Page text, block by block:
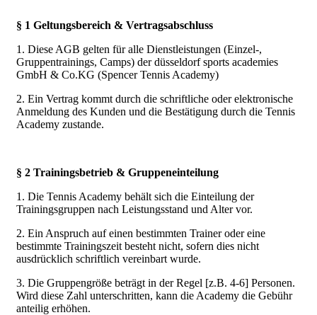
§ 1 Geltungsbereich & Vertragsabschluss
1. Diese AGB gelten für alle Dienstleistungen (Einzel-,
Gruppentrainings, Camps) der düsseldorf sports academies
GmbH & Co.KG (Spencer Tennis Academy)
2. Ein Vertrag kommt durch die schriftliche oder elektronische
Anmeldung des Kunden und die Bestätigung durch die Tennis
Academy zustande.
§ 2 Trainingsbetrieb & Gruppeneinteilung
1. Die Tennis Academy behält sich die Einteilung der
Trainingsgruppen nach Leistungsstand und Alter vor.
2. Ein Anspruch auf einen bestimmten Trainer oder eine
bestimmte Trainingszeit besteht nicht, sofern dies nicht
ausdrücklich schriftlich vereinbart wurde.
3. Die Gruppengröße beträgt in der Regel [z.B. 4-6] Personen.
Wird diese Zahl unterschritten, kann die Academy die Gebühr
anteilig erhöhen.